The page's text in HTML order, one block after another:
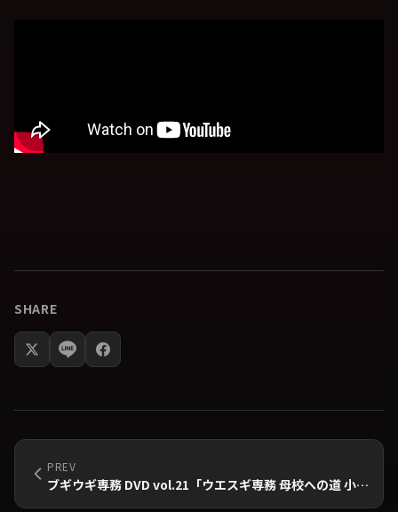
SHARE
PREV
ブギウギ専務 DVD vol.21「ウエスギ専務 母校への道 小学校編 Ⅳ」発売＆発売記念イベントのお知らせ